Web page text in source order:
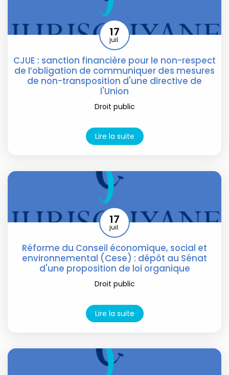
CJUE : sanction financière pour le non-respect
de l’obligation de communiquer des mesures
de non-transposition d'une directive de
l'Union
17
juil.
Droit public
Lire la suite
Réforme du Conseil économique, social et
environnemental (Cese) : dépôt au Sénat
d'une proposition de loi organique
17
juil.
Droit public
Lire la suite